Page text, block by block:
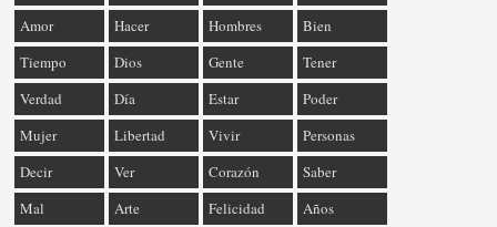
Amor
Hacer Hombres
Bien
Tiempo
Dios Gente
Tener
Verdad
Día Estar
Poder
Mujer
Libertad Vivir
Personas
Decir
Ver Corazón
Saber
Mal
Arte Felicidad Años